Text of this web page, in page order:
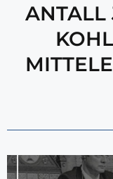
ANTALL
KOHL